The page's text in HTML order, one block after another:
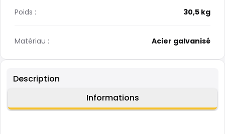
Description
Informations
Poids : 30,5 kg
Matériau : Acier galvanisé